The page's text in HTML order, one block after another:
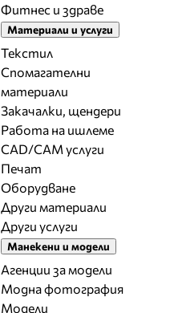
Фитнес и здраве
Материали и услуги
Текстил
Спомагателни
материали
Закачалки, щендери
Работа на ишлеме
CAD/CAM услуги
Печат
Оборудване
Други материали
Други услуги
Манекени и модели
Агенции за модели
Модна фотография
Модели